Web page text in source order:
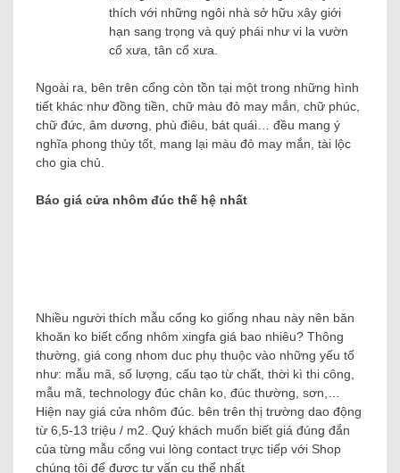
thích với những ngôi nhà sở hữu xây giới
hạn sang trọng và quý phái như vi la vườn
cổ xưa, tân cổ xưa.
Ngoài ra, bên trên cổng còn tồn tại một trong những hình
tiết khác như đồng tiền, chữ màu đỏ may mắn, chữ phúc,
chữ đức, âm dương, phù điêu, bát quái… đều mang ý
nghĩa phong thủy tốt, mang lại màu đỏ may mắn, tài lộc
cho gia chủ.
Báo giá cửa nhôm đúc thế hệ nhất
Nhiều người thích mẫu cổng ko giống nhau này nên băn
khoăn ko biết cổng nhôm xingfa giá bao nhiêu? Thông
thường, giá cong nhom duc phụ thuộc vào những yếu tố
như: mẫu mã, số lượng, cấu tạo từ chất, thời kì thi công,
mẫu mã, technology đúc chân ko, đúc thường, sơn,…
Hiện nay giá cửa nhôm đúc. bên trên thị trường dao động
từ 6,5-13 triệu / m2. Quý khách muốn biết giá đúng đắn
của từng mẫu cổng vui lòng contact trực tiếp với Shop
chúng tôi để được tư vấn cụ thể nhất